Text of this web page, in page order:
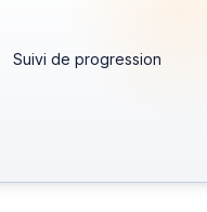
Suivi de progression